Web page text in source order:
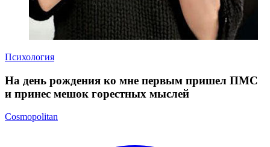
Психология
На день рождения ко мне первым пришел ПМС
и принес мешок горестных мыслей
Cosmopolitan